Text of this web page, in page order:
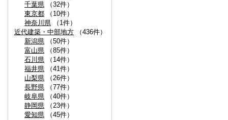
千葉県 （32件）
東京都 （10件）
神奈川県 （1件）
近代建築・中部地方 （436件）
新潟県 （50件）
富山県 （85件）
石川県 （14件）
福井県 （41件）
山梨県 （26件）
長野県 （77件）
岐阜県 （40件）
静岡県 （23件）
愛知県 （45件）